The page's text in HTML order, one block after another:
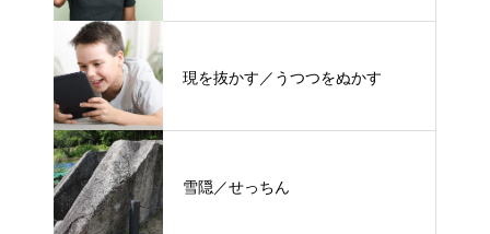
現を抜かす／うつつをぬかす
雪隠／せっちん